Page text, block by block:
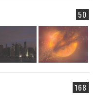
50
168